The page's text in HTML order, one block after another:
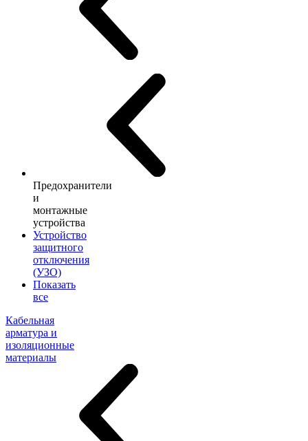
Предохранители
и
монтажные
устройства
Устройство
защитного
отключения
(УЗО)
Показать
все
Кабельная
арматура и
изоляционные
материалы